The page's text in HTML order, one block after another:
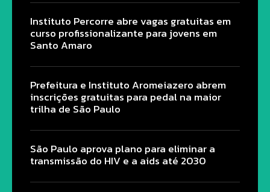
Instituto Percorre abre vagas gratuitas em
curso profissionalizante para jovens em
Santo Amaro
Prefeitura e Instituto Aromeiazero abrem
inscrições gratuitas para pedal na maior
trilha de São Paulo
São Paulo aprova plano para eliminar a
transmissão do HIV e a aids até 2030